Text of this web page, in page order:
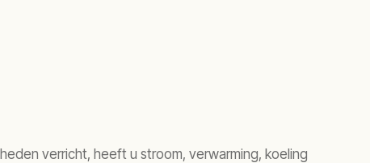
verricht, heeft u stroom, verwarming, koeling